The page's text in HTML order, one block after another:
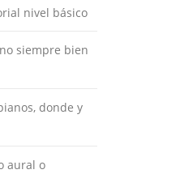
nivel básico
siempre bien
donde y
aural o